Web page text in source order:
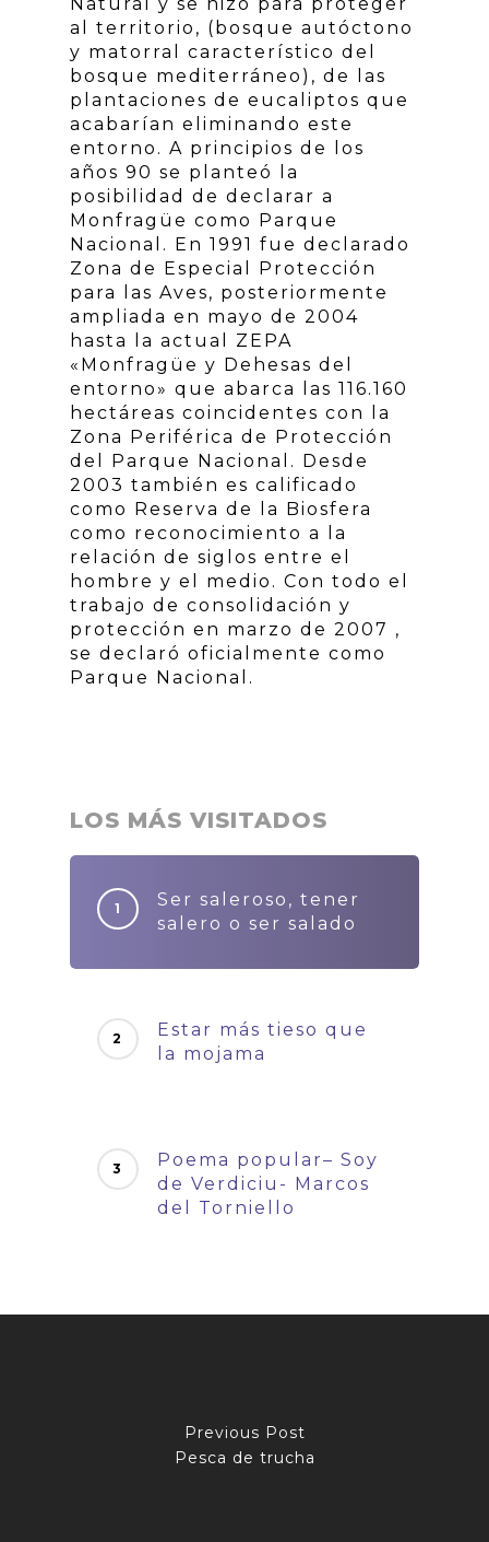
al territorio, (bosque autóctono
y matorral característico del
bosque mediterráneo), de las
plantaciones de eucaliptos que
acabarían eliminando este
entorno. A principios de los
años 90 se planteó la
posibilidad de declarar a
Monfragüe como Parque
Nacional. En 1991 fue declarado
Zona de Especial Protección
para las Aves, posteriormente
ampliada en mayo de 2004
hasta la actual ZEPA
«Monfragüe y Dehesas del
entorno» que abarca las 116.160
hectáreas coincidentes con la
Zona Periférica de Protección
del Parque Nacional. Desde
2003 también es calificado
como Reserva de la Biosfera
como reconocimiento a la
relación de siglos entre el
hombre y el medio. Con todo el
trabajo de consolidación y
protección en marzo de 2007 ,
se declaró oficialmente como
Parque Nacional.
LOS MÁS VISITADOS
Ser saleroso, tener
salero o ser salado
Estar más tieso que
la mojama
Poema popular– Soy
de Verdiciu- Marcos
del Torniello
Previous Post
Pesca de trucha